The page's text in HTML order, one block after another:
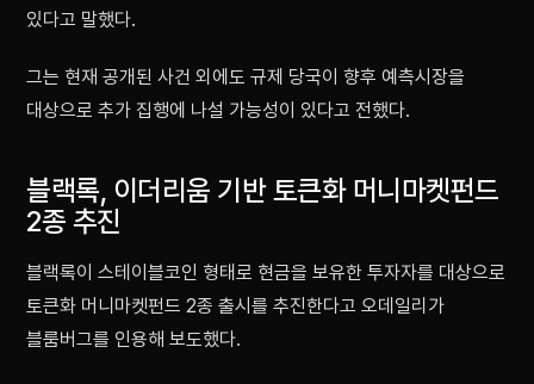
있다고 말했다.
그는 현재 공개된 사건 외에도 규제 당국이 향후 예측시장을
대상으로 추가 집행에 나설 가능성이 있다고 전했다.
블랙록, 이더리움 기반 토큰화 머니마켓펀드
2종 추진
블랙록이 스테이블코인 형태로 현금을 보유한 투자자를 대상으로
토큰화 머니마켓펀드 2종 출시를 추진한다고 오데일리가
블룸버그를 인용해 보도했다.